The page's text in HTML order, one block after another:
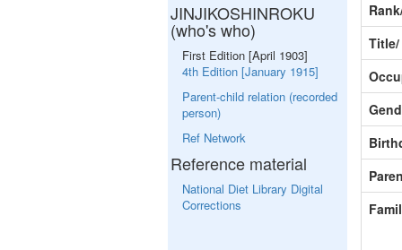
JINJIKOSHINROKU
(who's who)
First Edition [April 1903]
4th Edition [January 1915]
Parent-child relation (recorded
person)
Ref Network
Reference material
National Diet Library Digital
Corrections